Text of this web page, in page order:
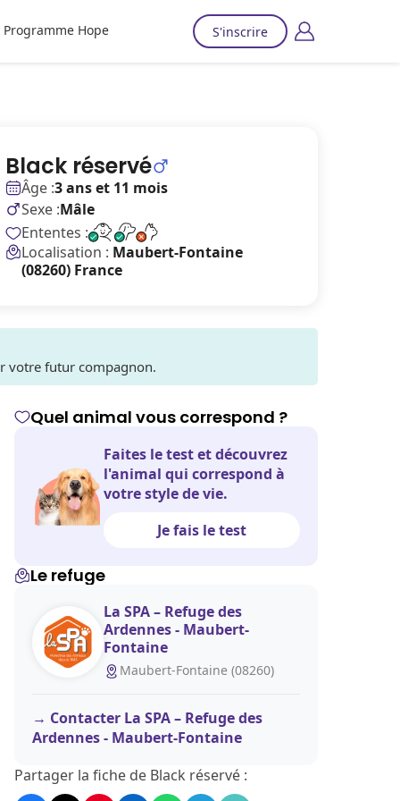
Programme Hope S'inscrire
Black réservé
Âge :3 ans et 11 mois
Sexe :Mâle
Ententes :
Localisation : Maubert-Fontaine
(08260) France
votre futur compagnon.
Quel animal vous correspond ?
Faites le test et découvrez
l'animal qui correspond à
votre style de vie.
Je fais le test
Le refuge
La SPA – Refuge des
Ardennes - Maubert-
Fontaine
Maubert-Fontaine (08260)
Contacter La SPA – Refuge des
Ardennes - Maubert-Fontaine
Partager la fiche de Black réservé :